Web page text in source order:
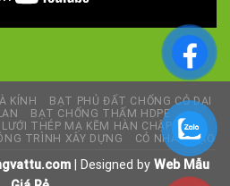
KÍNH
BẠT PHỦ ĐẤT CHỐNG CỎ DẠI
BẠT CHỐNG THẤM HDPE
LƯỚI THÉP MẠ KẼM HÀN CHẬP
TRÌNH XÂY DỰNG
CỎ NHÂN TẠO
| Designed by Web Mẫu